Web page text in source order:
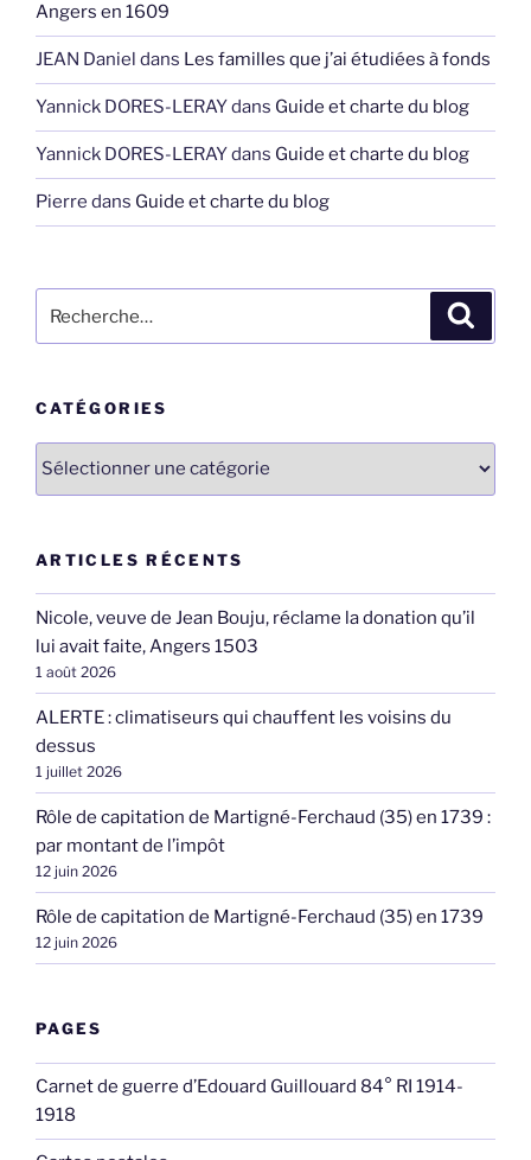
Angers en 1609
JEAN Daniel dans Les familles que j’ai étudiées à fonds
Yannick DORES-LERAYdans Guide et charte du blog
Yannick DORES-LERAYdans Guide et charte du blog
Pierre dans Guide et charte du blog
pour
CATÉGORIES
Catégories
ARTICLES RÉCENTS
Nicole, veuve de Jean Bouju, réclame la donation qu’il
lui avait faite, Angers 1503
1 août 2026
ALERTE : climatiseurs qui chauffent les voisins du
dessus
1 juillet 2026
Rôle de capitation de Martigné-Ferchaud (35) en 1739 :
par montant de l’impôt
12 juin 2026
Rôle de capitation de Martigné-Ferchaud (35) en 1739
12 juin 2026
PAGES
Carnet de guerre d’Edouard Guillouard 84° RI 1914-
1918